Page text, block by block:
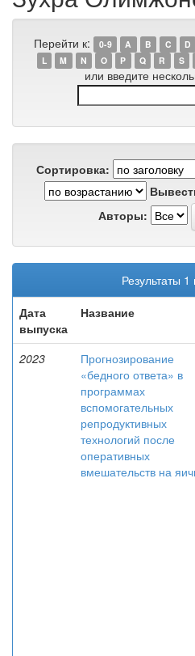
Перейти к: 0-9 A B C D
L
M N O P Q R S
или введите
Сортировка:
Авторы:
Результаты 1
Дата
выпуска
Название
2023
Прогнозирование
«бедного ответа» в
программах
вспомогательных
репродуктивных
технологий после
оперативных
вмешательств на